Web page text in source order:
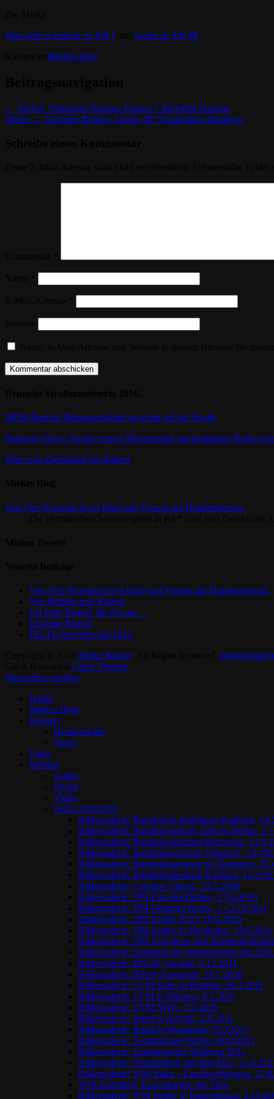
Hier geht es zurück zu Teil I
weiter zu Teil III
Miekes Blog
← Zurück Vorheriger Beitrag: Etappe I: Bielefeld-Damme
Weiter → Nächster Beitrag: Etappe III: Nordenham-Hamburg
MDR-Bericht: Bahnspezialistin gewinnt auf der Straße
Radsport-News: Kröger macht Meisterstück mit lautstarker Radio-
Film vom Zieleinlauf bei Radnet
Von Vier (Komma Zwei Fünf) auf Vierzig auf Hundertvierzig.
Von Vier (Komma Zwei Fünf) auf Vierzig auf Hundertvierzig.
Von Büffeln und Katzen
Ich liebe Regen! die Zweite…
Ich liebe Regen!
FELIX-Sportlerwahl 2015
Mieke Kröger. All Rights Reserved.
Catch Themes
Nach oben scrollen
Hallo!
Miekes Blog
Rennen
Rennberichte
News
Fotos
Medien
Audio
Presse
Video
Fotos 2010/2011
Bildergalerie: Bundesliga-Zeitfahren Karbach,
Bildergalerie: Bundesligafinale 2010 in Berlin,
Bildergalerie: Bundesligarennen Buchenau,
Bildergalerie: Bundesligarennen Günzach,
Bildergalerie: Bundesligarennen in Überherrn,
Bildergalerie: Bundesligarennen Karbach,
Bildergalerie: Cologne Classic, 24.5.2010
Bildergalerie: DM Einzelzeitfahren, 27.6.2010
Bildergalerie: DM Omnium Berlin, 1.+2.10.2011
Bildergalerie: DM Straße 2010, 19.6.2010
Bildergalerie: DM Straße in Meiningen, 19.6.2011
Bildergalerie: DM Zeitfahren und
Bildergalerie: Empfang der Weltmeisterin am
Bildergalerie: FELIX-Awards, 9.12.2011
Bildergalerie: Ilsfeld-Auenstein, 18.7.2010
Bildergalerie: LVM Bahn in Büttgen, 26.3.2011
Bildergalerie: LVM in Dülmen, 8.5.2011
Bildergalerie: LVM NRW, 2.5.2010
Bildergalerie: Rund in Refrath, 2.6.2011
Bildergalerie: Rund in Wuppertal, 11.9.2011
Bildergalerie: Teamtraining Winter 2010/2011
Bildergalerie: Trainingslager Mallorca 2011
Bildergalerie: Warmfahren auf dem FES,
Bildergalerie: WM Bahn – Einzelverfolgung,
WM-Zeitfahren Kopenhagen: der Film
Bildergalerie: WM Straße in Kopenhagen,